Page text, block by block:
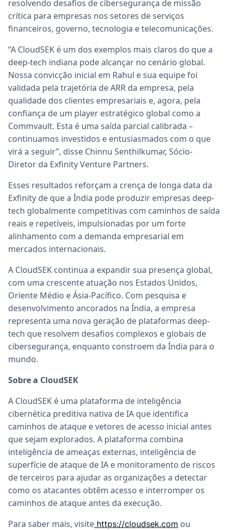
resolvendo desafios de cibersegurança de missão
crítica para empresas nos setores de serviços
financeiros, governo, tecnologia e telecomunicações.
“A CloudSEK é um dos exemplos mais claros do que a
deep-tech indiana pode alcançar no cenário global.
Nossa convicção inicial em Rahul e sua equipe foi
validada pela trajetória de ARR da empresa, pela
qualidade dos clientes empresariais e, agora, pela
confiança de um player estratégico global como a
Commvault. Esta é uma saída parcial calibrada –
continuamos investidos e entusiasmados com o que
virá a seguir”, disse Chinnu Senthilkumar, Sócio-
Diretor da Exfinity Venture Partners.
Esses resultados reforçam a crença de longa data da
Exfinity de que a Índia pode produzir empresas deep-
tech globalmente competitivas com caminhos de saída
reais e repetíveis, impulsionadas por um forte
alinhamento com a demanda empresarial em
mercados internacionais.
A CloudSEK continua a expandir sua presença global,
com uma crescente atuação nos Estados Unidos,
Oriente Médio e Ásia-Pacífico. Com pesquisa e
desenvolvimento ancorados na Índia, a empresa
representa uma nova geração de plataformas deep-
tech que resolvem desafios complexos e globais de
cibersegurança, enquanto constroem da Índia para o
mundo.
Sobre a CloudSEK
A CloudSEK é uma plataforma de inteligência
cibernética preditiva nativa de IA que identifica
caminhos de ataque e vetores de acesso inicial antes
que sejam explorados. A plataforma combina
inteligência de ameaças externas, inteligência de
superfície de ataque de IA e monitoramento de riscos
de terceiros para ajudar as organizações a detectar
como os atacantes obtêm acesso e interromper os
caminhos de ataque antes da execução.
Para saber mais, visite https://cloudsek.com ou